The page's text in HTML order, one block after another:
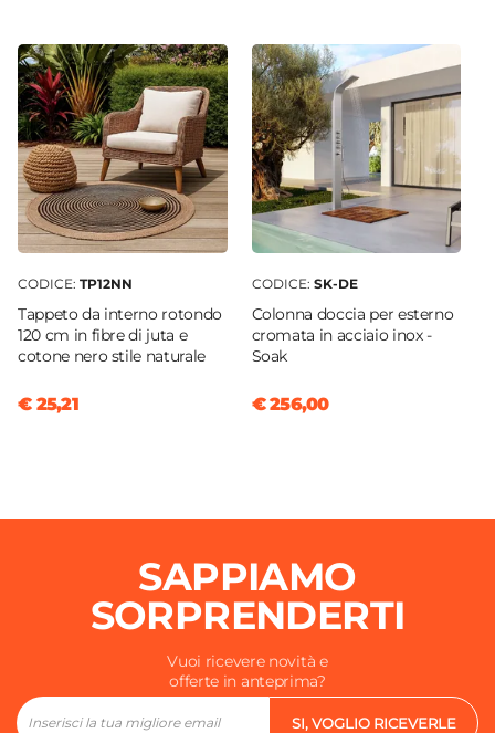
CODICE: TP12NN
Tappeto da interno rotondo
120 cm in fibre di juta e
cotone nero stile naturale
€ 25,21
CODICE: SK-DE
Colonna doccia per esterno
cromata in acciaio inox -
Soak
€ 256,00
SAPPIAMO
SORPRENDERTI
Vuoi ricevere novità e
offerte in anteprima?
SI, VOGLIO RICEVERLE